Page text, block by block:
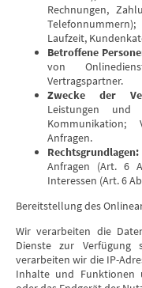
Rechnungen,
Telefonnummern);
Laufzeit,
Betroffene
von
Vertragspartner.
Zwecke der
Leistungen und
Anfragen.
Rechtsgrundlagen:
Anfragen (Art. 6
Interessen (Art. 6
Bereitstellung des
Wir verarbeiten die
Dienste zur
verarbeiten wir die IP-
Inhalte und Funktionen